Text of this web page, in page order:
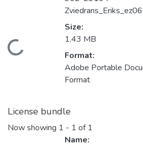
Loading...
Size:
1.43 MB
Format:
Adobe Portable
Format
License bundle
Now showing 1 - 1 of 1
Name: